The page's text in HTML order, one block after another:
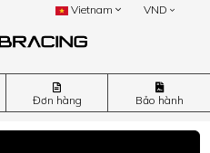
Vietnam VND
Đơn hàng Bảo hành